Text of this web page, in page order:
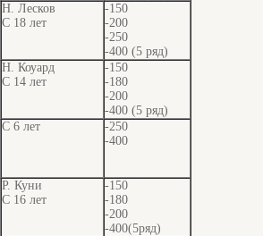
Н. Лесков
С 18 лет
-150
-200
-250
-400 (5 ряд)
Н. Коуард
С 14 лет
-150
-180
-200
-400 (5 ряд)
С 6 лет
-250
-400
Р. Куни
С 16 лет
-150
-180
-200
-400(5ряд)